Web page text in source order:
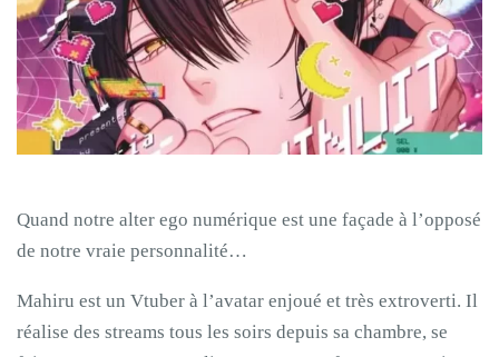
Quand notre alter ego numérique est une façade à l’opposé
de notre vraie personnalité…
Mahiru est un Vtuber à l’avatar enjoué et très extroverti. Il
réalise des streams tous les soirs depuis sa chambre, se